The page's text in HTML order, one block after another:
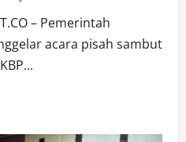
– Pemerintah
acara pisah sambut